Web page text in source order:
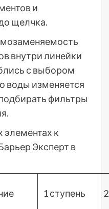
и
щелчка.
внутри линейки
с выбором
воды изменяется
фильтры
к
Эксперт в
1 ступень